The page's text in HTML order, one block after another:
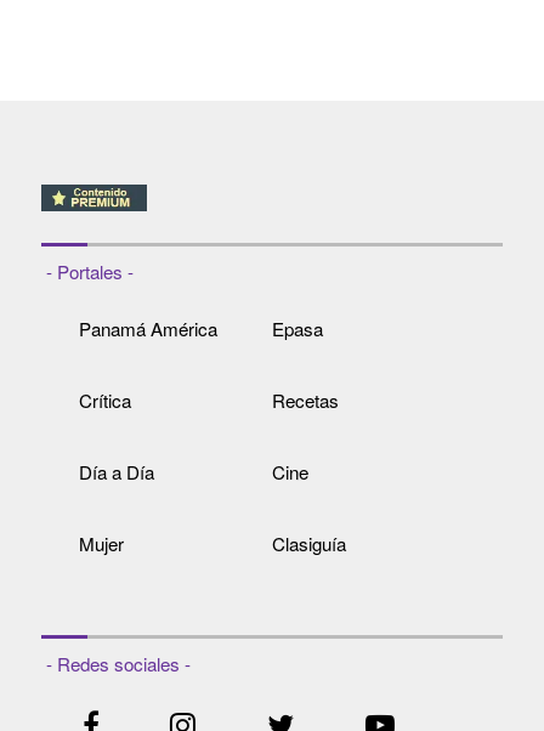
- Portales -
Panamá América Epasa
Crítica Recetas
Día a Día Cine
Mujer Clasiguía
- Redes sociales -